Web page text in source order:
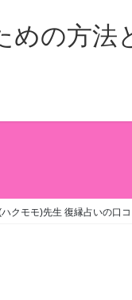
クモモ)先生 復縁占いの口